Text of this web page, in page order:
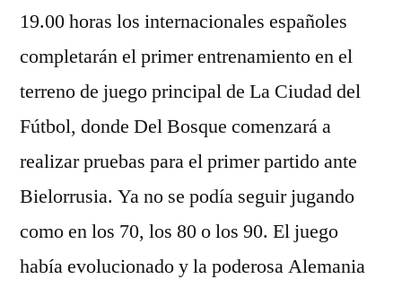
19.00 horas los internacionales españoles
completarán el primer entrenamiento en el
terreno de juego principal de La Ciudad del
Fútbol, donde Del Bosque comenzará a
realizar pruebas para el primer partido ante
Bielorrusia. Ya no se podía seguir jugando
como en los 70, los 80 o los 90. El juego
había evolucionado y la poderosa Alemania